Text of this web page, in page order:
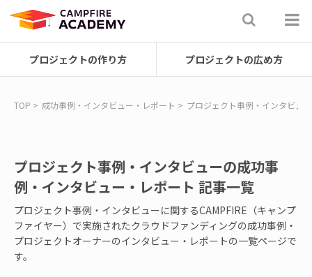
プロジェクトの作り方 プロジェクトの広め方
TOP 成功事例・インタビュー・レポート プロジェクト事例・インタビュー
プロジェクト事例・インタビューの成功事
例・インタビュー・レポート 記事一覧
プロジェクト事例・インタビューに関するCAMPFIRE（キャンプ
ファイヤー）で実施されたクラウドファンディングの成功事例・
プロジェクトオーナーのインタビュー・レポートの一覧ページで
す。